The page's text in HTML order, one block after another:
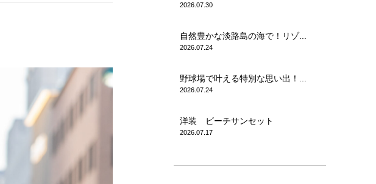
2026.07.30
自然豊かな淡路島の海で！リゾ...
2026.07.24
野球場で叶える特別な思い出！...
2026.07.24
洋装 ビーチサンセット
2026.07.17